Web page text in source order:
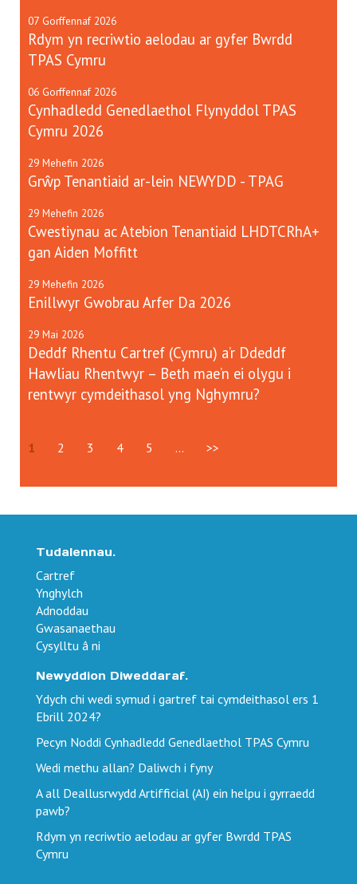
07 Gorffennaf 2026
Rdym yn recriwtio aelodau ar gyfer Bwrdd
TPAS Cymru
06 Gorffennaf 2026
Cynhadledd Genedlaethol Flynyddol TPAS
Cymru 2026
29 Mehefin 2026
Grŵp Tenantiaid ar-lein NEWYDD - TPAG
29 Mehefin 2026
Cwestiynau ac Atebion Tenantiaid LHDTCRhA+
gan Aiden Moffitt
29 Mehefin 2026
Enillwyr Gwobrau Arfer Da 2026
29 Mai 2026
Deddf Rhentu Cartref (Cymru) a’r Ddeddf
Hawliau Rhentwyr – Beth mae’n ei olygu i
rentwyr cymdeithasol yng Nghymru?
1 2 3 4 5 ... >>
Tudalennau.
Cartref
Ynghylch
Adnoddau
Gwasanaethau
Cysylltu â ni
Newyddion Diweddaraf.
Ydych chi wedi symud i gartref tai cymdeithasol ers 1
Ebrill 2024?
Pecyn Noddi Cynhadledd Genedlaethol TPAS Cymru
Wedi methu allan? Daliwch i fyny
A all Deallusrwydd Artifficial (AI) ein helpu i gyrraedd
pawb?
Rdym yn recriwtio aelodau ar gyfer Bwrdd TPAS
Cymru